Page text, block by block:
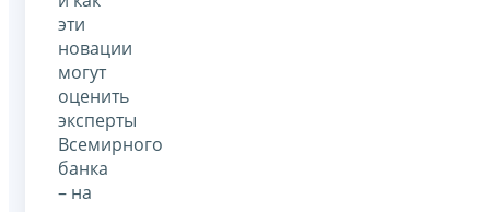
эти
новации
могут
оценить
эксперты
Всемирного
банка
– на